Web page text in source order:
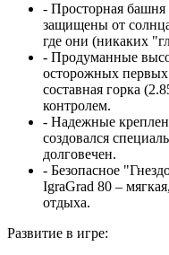
- Просторная
защищены от
где они (никаких
- Продуманные
осторожных
составная горка
контролем.
- Надежные
создовался
долговечен.
- Безопасное
IgraGrad 80 –
отдыха.
Развитие в игре: